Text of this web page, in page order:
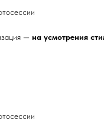
— на усмотрения